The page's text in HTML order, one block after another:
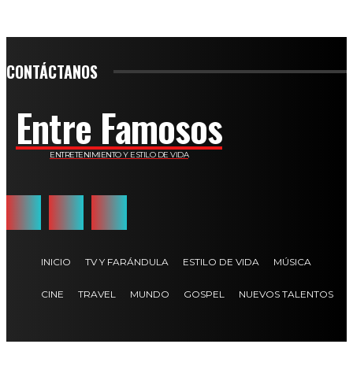
CONTÁCTANOS
Entre Famosos
ENTRETENIMIENTO Y ESTILO DE VIDA
INICIO TV Y FARÁNDULA ESTILO DE VIDA MÚSICA
CINE TRAVEL MUNDO GOSPEL NUEVOS TALENTOS